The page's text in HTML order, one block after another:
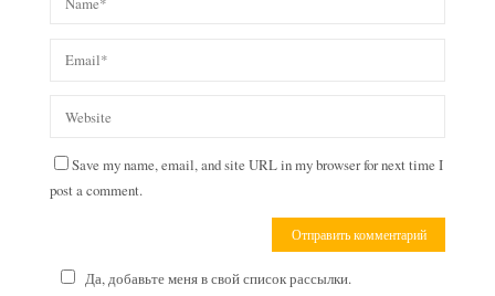
Save my name, email, and site URL in my browser for next time I
post a comment.
Да, добавьте меня в свой список рассылки.